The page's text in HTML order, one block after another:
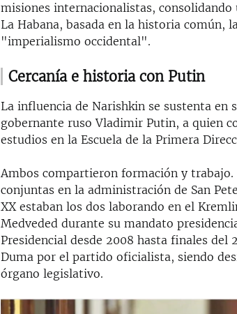
misiones internacionalistas,
La Habana, basada en la historia común,
"imperialismo occidental".
Cercanía e historia con Putin
La influencia de Narishkin se sustenta en
gobernante ruso Vladimir Putin, a quien
estudios en la Escuela de la Primera
Ambos compartieron formación y trabajo.
conjuntas en la administración de San
XX estaban los dos laborando en el
Medveded durante su mandato
Presidencial desde 2008 hasta finales del
Duma por el partido oficialista, siendo
órgano legislativo.